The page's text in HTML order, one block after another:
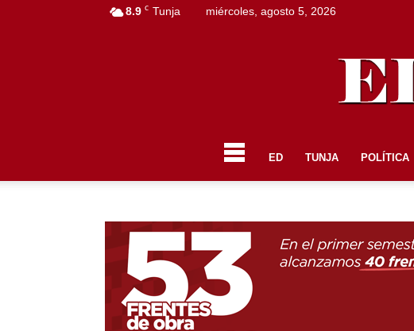
8.9 C Tunja miércoles, agosto 5, 2026
ED TUNJA POLÍTICA